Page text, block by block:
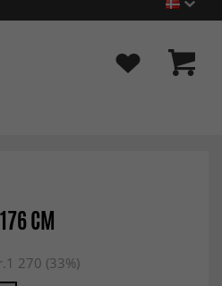
CM
270 (33%)